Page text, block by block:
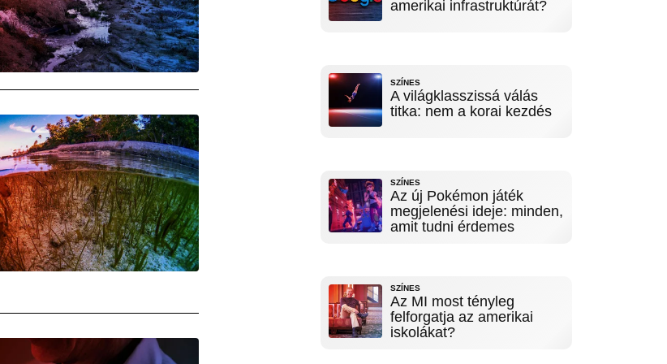
amerikai infrastruktúrát?
SZÍNES
A világklasszissá válás
titka: nem a korai kezdés
SZÍNES
Az új Pokémon játék
megjelenési ideje: minden,
amit tudni érdemes
SZÍNES
Az MI most tényleg
felforgatja az amerikai
iskolákat?